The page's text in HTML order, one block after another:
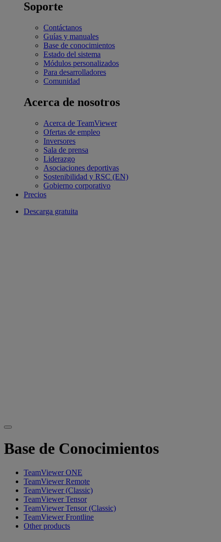
Soporte
Contáctanos
Guías y manuales
Base de conocimientos
Estado del sistema
Módulos personalizados
Para desarrolladores
Comunidad
Acerca de nosotros
Acerca de TeamViewer
Ofertas de empleo
Inversores
Sala de prensa
Liderazgo
Asociaciones deportivas
Sostenibilidad y RSC (EN)
Gobierno corporativo
Precios
Descarga gratuita
Base de Conocimientos
TeamViewer ONE
TeamViewer Remote
TeamViewer (Classic)
TeamViewer Tensor
TeamViewer Tensor (Classic)
TeamViewer Frontline
Other products